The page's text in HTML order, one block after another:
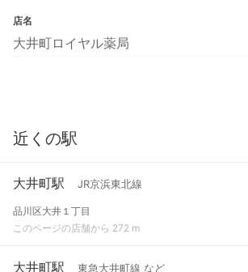
店名
大井町ロイヤル薬局
近くの駅
大井町駅 JR京浜東北線
品川区大井１丁目
このページの店舗から 272 m
大井町駅 東急大井町線 など